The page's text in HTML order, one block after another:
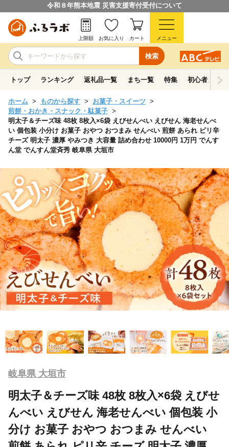
令和８年熊本地震 災害支援寄付受付について
検索
上限額 お気に入り カート メニュー
トップ ランキング 返礼品一覧 まち一覧 特集 初心者ガイド
ホーム ものから探す
お菓子・スイーツ
煎餅・おかき・スナック・駄菓子
明太子＆チーズ味 48枚 8枚入×6袋 えびせんべい えびせん 海老せんべ
い 個包装 小分け お菓子 おやつ おつまみ せんべい 煎餅 あられ ピリ辛
チーズ 明太子 濃厚 やみつき 大容量 詰め合わせ 10000円 1万円 でんす
ん堂 でんすん堂斉秀 岐阜県 大垣市
岐阜県 大垣市
明太子＆チーズ味 48枚 8枚入×6袋 えびせ
んべい えびせん 海老せんべい 個包装 小
分け お菓子 おやつ おつまみ せんべい